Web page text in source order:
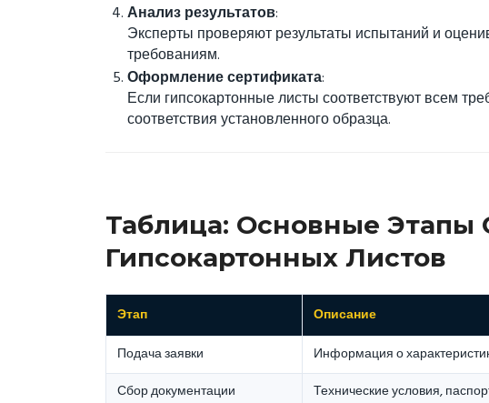
Анализ результатов:
Эксперты проверяют результаты испытаний и
требованиям.
Оформление сертификата:
Если гипсокартонные листы соответствуют всем
соответствия установленного образца.
Таблица: Основные Этапы
Гипсокартонных Листов
Этап
Описание
Подача заявки
Информация о
Сбор документации
Технические условия,